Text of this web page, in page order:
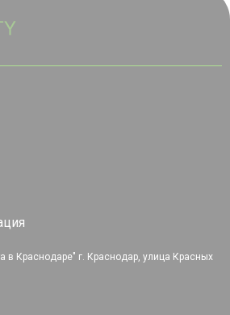
в Краснодаре" г. Краснодар, улица Красных